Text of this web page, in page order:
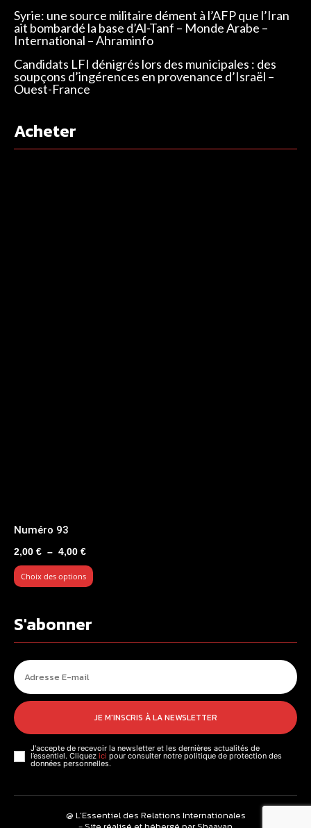
Syrie: une source militaire dément à l’AFP que l’Iran
ait bombardé la base d’Al-Tanf – Monde Arabe –
International – Ahraminfo
Candidats LFI dénigrés lors des municipales : des
soupçons d’ingérences en provenance d’Israël –
Ouest-France
Acheter
Numéro 93
2,00 € – 4,00 €Plage
de
prix :
4,00 €
Choix des options
S'abonner
JE M'INSCRIS À LA NEWSLETTER
J'accepte de recevoir la newsletter et les dernières actualités de
l’essentiel. Cliquez ici pour consulter notre politique de protection des
données personnelles.
@ L’Essentiel des Relations Internationales